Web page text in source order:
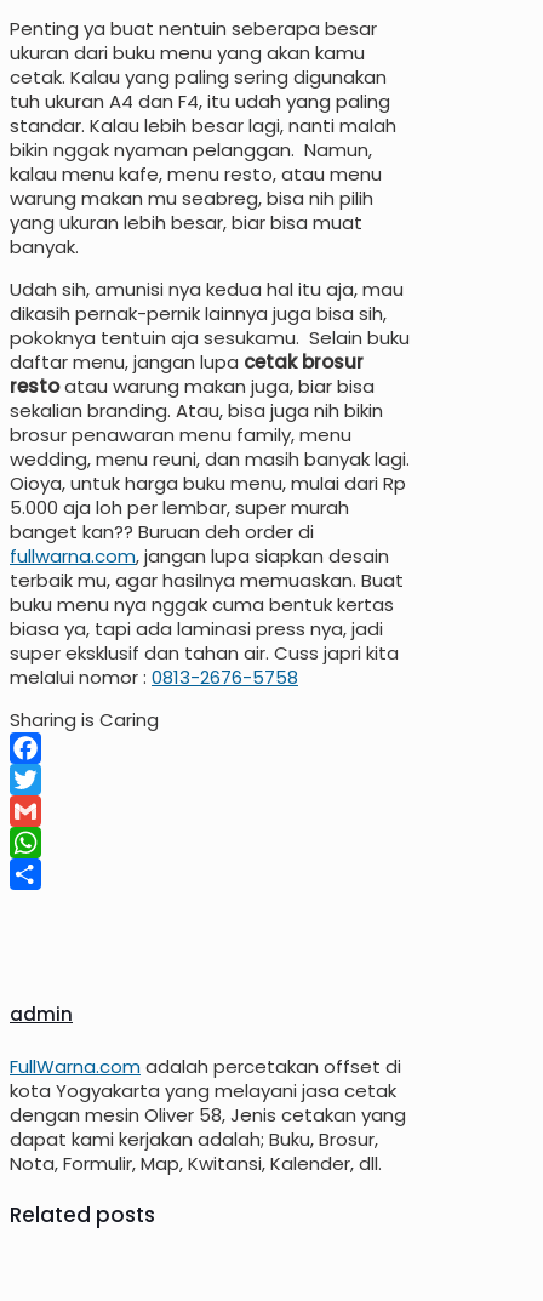
Penting ya buat nentuin seberapa besar
ukuran dari buku menu yang akan kamu
cetak. Kalau yang paling sering digunakan
tuh ukuran A4 dan F4, itu udah yang paling
standar. Kalau lebih besar lagi, nanti malah
bikin nggak nyaman pelanggan. Namun,
kalau menu kafe, menu resto, atau menu
warung makan mu seabreg, bisa nih pilih
yang ukuran lebih besar, biar bisa muat
banyak.
Udah sih, amunisi nya kedua hal itu aja, mau
dikasih pernak-pernik lainnya juga bisa sih,
pokoknya tentuin aja sesukamu. Selain buku
daftar menu, jangan lupa cetak brosur
restoatau warung makan juga, biar bisa
sekalian branding. Atau, bisa juga nih bikin
brosur penawaran menu family, menu
wedding, menu reuni, dan masih banyak lagi.
Oioya, untuk harga buku menu, mulai dari Rp
5.000 aja loh per lembar, super murah
banget kan?? Buruan deh order di
fullwarna.com, jangan lupa siapkan desain
terbaik mu, agar hasilnya memuaskan. Buat
buku menu nya nggak cuma bentuk kertas
biasa ya, tapi ada laminasi press nya, jadi
super eksklusif dan tahan air. Cuss japri kita
melalui nomor : 0813-2676-5758
Sharing is Caring
Facebook
Twitter
Gmail
WhatsApp
admin
FullWarna.comadalah percetakan offset di
kota Yogyakarta yang melayani jasa cetak
dengan mesin Oliver 58, Jenis cetakan yang
dapat kami kerjakan adalah; Buku, Brosur,
Nota, Formulir, Map, Kwitansi, Kalender, dll.
Related posts